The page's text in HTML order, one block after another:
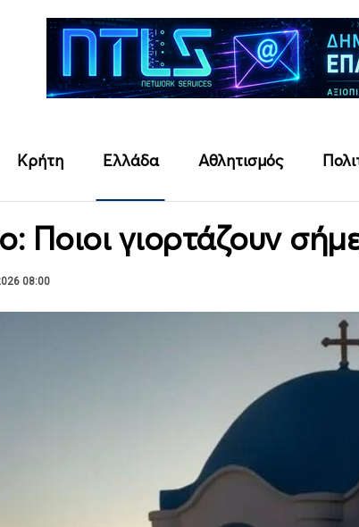
Κρήτη Ελλάδα Αθλητισμός
Ποιοι γιορτάζουν
08:00